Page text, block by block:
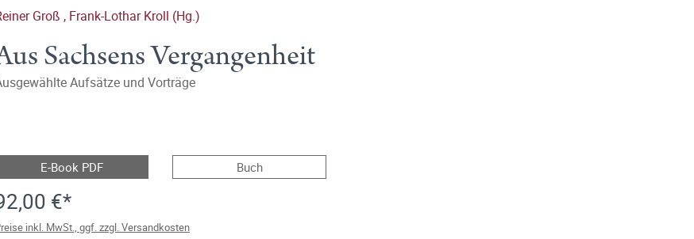
Groß , Frank-Lothar Kroll (Hg.)
Sachsens Vergangenheit
Aufsätze und Vorträge
E-Book PDF Buch
€*
inkl. MwSt., ggf. zzgl. Versandkosten